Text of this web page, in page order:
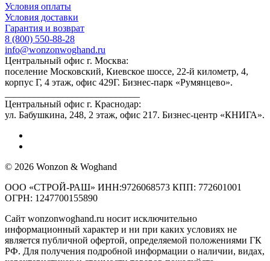
Условия оплаты
Условия доставки
Гарантия и возврат
8 (800) 550-88-28
info@wonzonwoghand.ru
Центральный офис г. Москва:
поселение Московский, Киевское шоссе, 22-й километр, 4,
корпус Г, 4 этаж, офис 429Г. Бизнес-парк «Румянцево».
Центральный офис г. Краснодар:
ул. Бабушкина, 248, 2 этаж, офис 217. Бизнес-центр «КНИГА».
© 2026 Wonzon & Woghand
ООО «СТРОЙ-РАШ» ИНН:9726068573 КПП: 772601001
ОГРН: 1247700155890
Сайт wonzonwoghand.ru носит исключительно
информационный характер и ни при каких условиях не
является публичной офертой, определяемой положениями ГК
РФ. Для получения подробной информации о наличии, видах,